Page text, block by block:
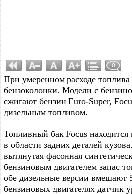
0
При умеренном расходе топлива
бензоколонки. Модели с
сжигают бензин Euro-Super,
дизельным топливом.
Топливный бак Focus находится
в области задних деталей
вытянутая фасонная
бензиновым двигателем запас
обе дизельные версии вмешают
бензиновых двигателях датчик